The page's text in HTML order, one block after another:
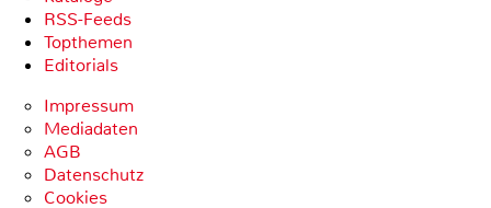
RSS-Feeds
Topthemen
Editorials
Impressum
Mediadaten
AGB
Datenschutz
Cookies